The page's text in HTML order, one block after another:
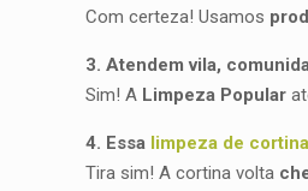
Com certeza! Usamos
3. Atendem vila,
Sim! A Limpeza Popular
4. Essa limpeza de
Tira sim! A cortina volta